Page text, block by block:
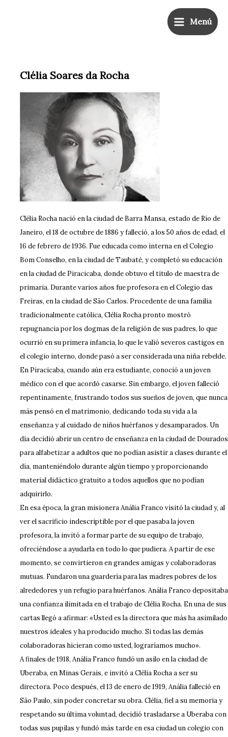
Main
Menu
Menú
Clélia Soares da Rocha
Clélia Rocha nació en la ciudad de Barra Mansa, estado de Río de
Janeiro, el 18 de octubre de 1886 y falleció, a los 50 años de edad, el
16 de febrero de 1936. Fue educada como interna en el Colegio
Bom Conselho, en la ciudad de Taubaté, y completó su educación
en la ciudad de Piracicaba, donde obtuvo el título de maestra de
primaria. Durante varios años fue profesora en el Colegio das
Freiras, en la ciudad de São Carlos. Procedente de una familia
tradicionalmente católica, Clélia Rocha pronto mostró
repugnancia por los dogmas de la religión de sus padres, lo que
ocurrió en su primera infancia, lo que le valió severos castigos en
el colegio interno, donde pasó a ser considerada una niña rebelde.
En Piracicaba, cuando aún era estudiante, conoció a un joven
médico con el que acordó casarse. Sin embargo, el joven falleció
repentinamente, frustrando todos sus sueños de joven, que nunca
más pensó en el matrimonio, dedicando toda su vida a la
enseñanza y al cuidado de niños huérfanos y desamparados. Un
día decidió abrir un centro de enseñanza en la ciudad de Dourados
para alfabetizar a adultos que no podían asistir a clases durante el
día, manteniéndolo durante algún tiempo y proporcionando
material didáctico gratuito a todos aquellos que no podían
adquirirlo.
En esa época, la gran misionera Anália Franco visitó la ciudad y, al
ver el sacrificio indescriptible por el que pasaba la joven
profesora, la invitó a formar parte de su equipo de trabajo,
ofreciéndose a ayudarla en todo lo que pudiera. A partir de ese
momento, se convirtieron en grandes amigas y colaboradoras
mutuas. Fundaron una guardería para las madres pobres de los
alrededores y un refugio para huérfanos. Anália Franco depositaba
una confianza ilimitada en el trabajo de Clélia Rocha. En una de sus
cartas llegó a afirmar: «Usted es la directora que más ha asimilado
nuestros ideales y ha producido mucho. Si todas las demás
colaboradoras hicieran como usted, lograríamos mucho».
A finales de 1918, Anália Franco fundó un asilo en la ciudad de
Uberaba, en Minas Gerais, e invitó a Clélia Rocha a ser su
directora. Poco después, el 13 de enero de 1919, Anália falleció en
São Paulo, sin poder concretar su obra. Clélia, fiel a su memoria y
respetando su última voluntad, decidió trasladarse a Uberaba con
todas sus pupilas y fundó más tarde en esa ciudad un colegio con